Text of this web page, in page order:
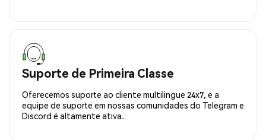
Suporte de Primeira Classe
Oferecemos suporte ao cliente multilingue 24x7, e a
equipe de suporte em nossas comunidades do Telegram e
Discord é altamente ativa.